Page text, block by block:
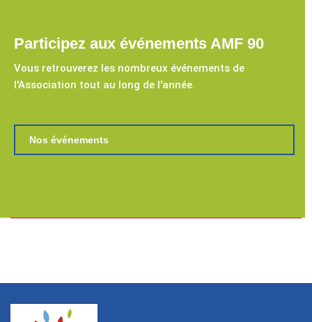
Participez aux événements AMF 90
Vous retrouverez les nombreux événements de
l'Association tout au long de l'année.
Nos événements